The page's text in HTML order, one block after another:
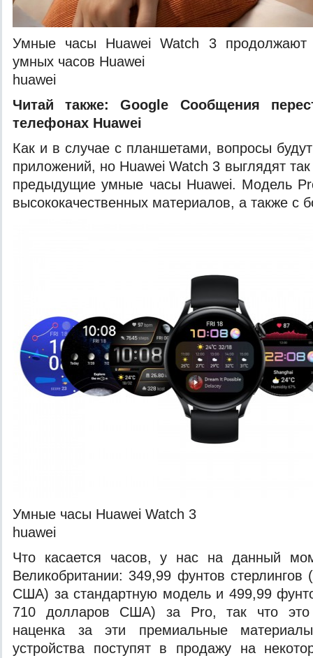
Умные часы Huawei Watch 3 продолжают
умных часов Huawei
huawei
Читай также:Google Сообщения
телефонах Huawei
Как и в случае с планшетами, вопросы
приложений, но Huawei Watch 3 выглядят
предыдущие умные часы Huawei. Модель
высококачественных материалов, а также с
Умные часы Huawei Watch 3
huawei
Что касается часов, у нас на данный
Великобритании: 349,99 фунтов
США) за стандартную модель и 499,99
710 долларов США) за Pro, так что это
наценка за эти премиальные
устройства поступят в продажу на